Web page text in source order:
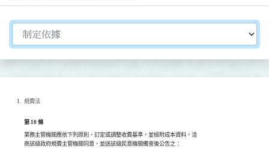
切換選擇法規資訊內容
規費法
第 10 條
業務主管機關應依下列原則，訂定或調整收費基準，並檢附成本資料，洽
商該級政府規費主管機關同意，並送該級民意機關備查後公告之：